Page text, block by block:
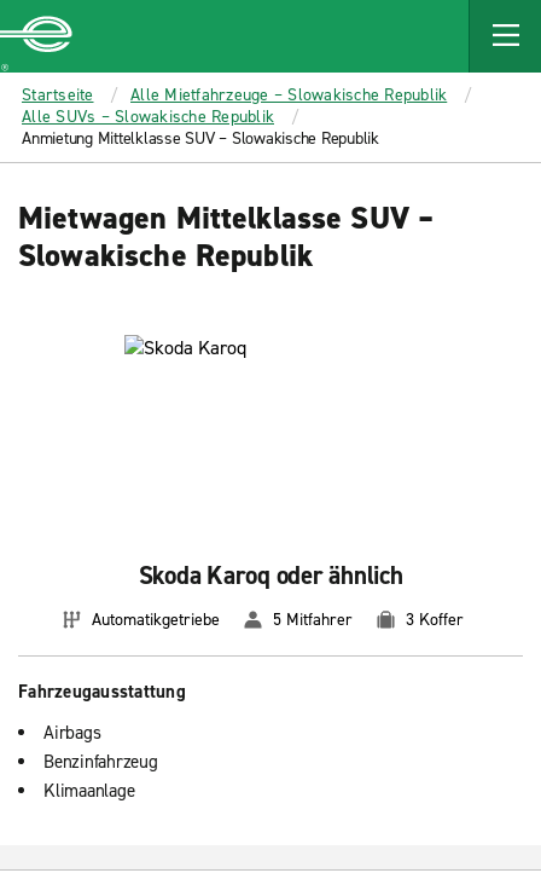
MAIN
CONTENT
Enterprise
Startseite
Alle Mietfahrzeuge – Slowakische Republik
Alle SUVs – Slowakische Republik
Anmietung Mittelklasse SUV – Slowakische Republik
Mietwagen Mittelklasse SUV –
Slowakische Republik
Skoda Karoq oder ähnlich
Automatikgetriebe 5 Mitfahrer 3 Koffer
Fahrzeugausstattung
Airbags
Benzinfahrzeug
Klimaanlage